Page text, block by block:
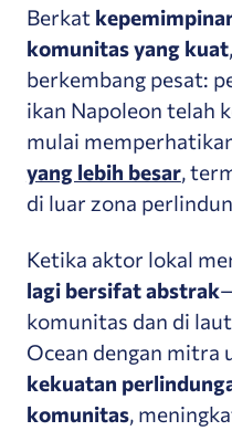
Berkat
komunitas yang kuat
berkembang pesat:
ikan Napoleon telah
mulai
yang lebih besar,
di luar zona
Ketika aktor lokal
lagi bersifat abstrak
komunitas dan di
Ocean dengan mitra
kekuatan
komunitas,